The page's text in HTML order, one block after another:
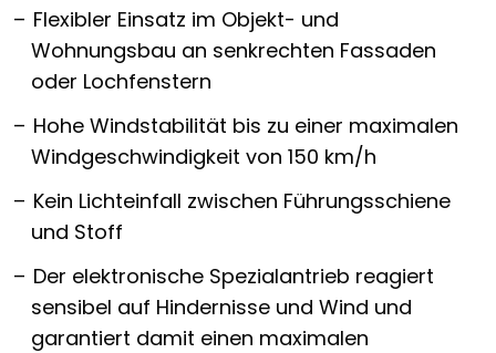
Flexibler Einsatz im Objekt- und
Wohnungsbau an senkrechten Fassaden
oder Lochfenstern
Hohe Windstabilität bis zu einer maximalen
Windgeschwindigkeit von 150 km/h
Kein Lichteinfall zwischen Führungsschiene
und Stoff
Der elektronische Spezialantrieb reagiert
sensibel auf Hindernisse und Wind und
garantiert damit einen maximalen